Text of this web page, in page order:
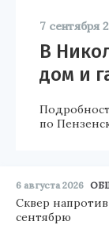
7 сентября
В
дом и
по
6 августа 2026
Сквер
сентябрю